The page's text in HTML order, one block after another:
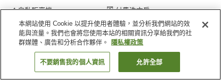
自動販賣機 付費洗衣房
首頁 日本 京都府 京都 華盛頓 R&B 飯店京都四条河原町
找客房
本網站使用 Cookie 以提升使用者體驗，並分析我們網站的效
能與流量。我們也會將您使用本站的相關資訊分享給我們的社
群媒體、廣告和分析合作夥伴。
隱私權政策
不要銷售我的個人資訊 允許全部